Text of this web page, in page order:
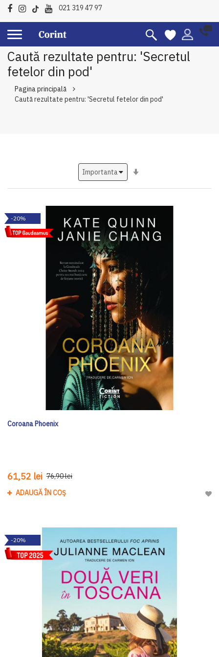
021 319 47 97
Caută rezultate pentru: 'Secretul
fetelor din pod'
Pagina principală
Caută rezultate pentru: 'Secretul fetelor din pod'
-20%
Coroana Phoenix
61,52 lei 76,90 lei
ADAUGĂ ÎN COȘ
-20%